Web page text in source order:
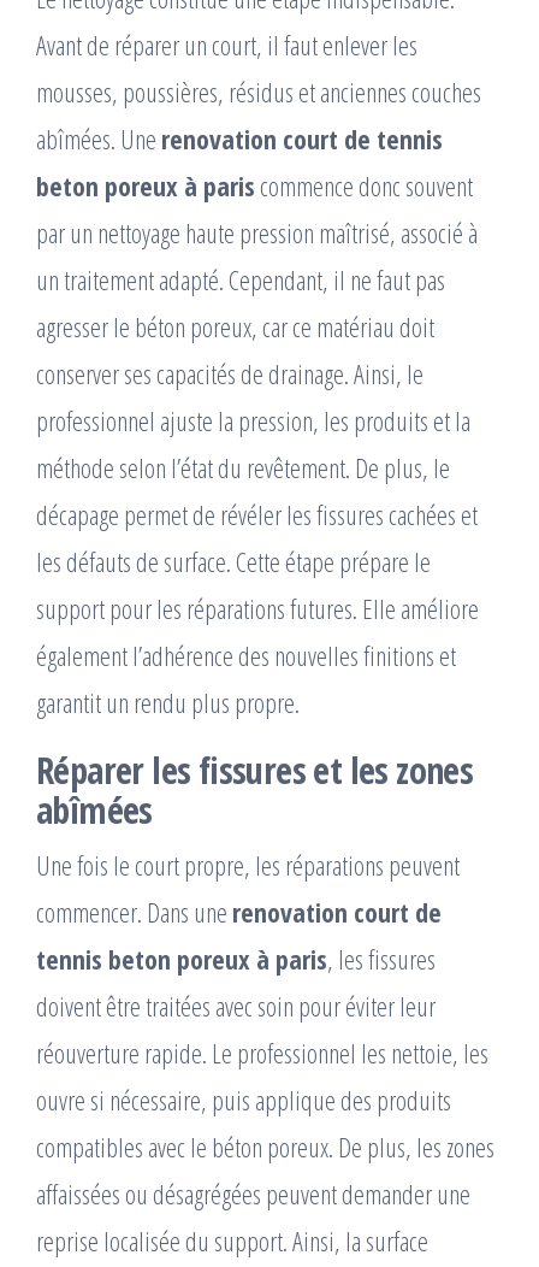
Avant de réparer un court, il faut enlever les
mousses, poussières, résidus et anciennes couches
abîmées. Une renovation court de tennis
beton poreux à paris commence donc souvent
par un nettoyage haute pression maîtrisé, associé à
un traitement adapté. Cependant, il ne faut pas
agresser le béton poreux, car ce matériau doit
conserver ses capacités de drainage. Ainsi, le
professionnel ajuste la pression, les produits et la
méthode selon l’état du revêtement. De plus, le
décapage permet de révéler les fissures cachées et
les défauts de surface. Cette étape prépare le
support pour les réparations futures. Elle améliore
également l’adhérence des nouvelles finitions et
garantit un rendu plus propre.
Réparer les fissures et les zones
abîmées
Une fois le court propre, les réparations peuvent
commencer. Dans une renovation court de
tennis beton poreux à paris, les fissures
doivent être traitées avec soin pour éviter leur
réouverture rapide. Le professionnel les nettoie, les
ouvre si nécessaire, puis applique des produits
compatibles avec le béton poreux. De plus, les zones
affaissées ou désagrégées peuvent demander une
reprise localisée du support. Ainsi, la surface